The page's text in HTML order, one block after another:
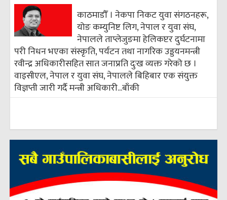
काठमाडौँ । नेकपा निकट युवा संगठनहरू,
योङ कम्युनिष्ट लिग, नेपाल र युवा संघ,
नेपालले ताप्लेजुङमा हेलिकप्टर दुर्घटनामा
परी निधन भएका संस्कृति, पर्यटन तथा नागरिक उड्डयनमन्त्री
रवीन्द्र अधिकारीसहित सात जनाप्रति दुःख व्यक्त गरेको छ ।
वाइसीएल, नेपाल र युवा संघ, नेपालले बिहिबार एक संयुक्त
विज्ञप्ती जारी गर्दै मन्त्री अधिकारी...बाँकी